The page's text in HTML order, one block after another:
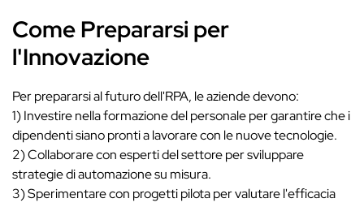
Come Prepararsi per
l'Innovazione
Per prepararsi al futuro dell'RPA, le aziende devono:
1) Investire nella formazione del personale per garantire che i
dipendenti siano pronti a lavorare con le nuove tecnologie.
2) Collaborare con esperti del settore per sviluppare
strategie di automazione su misura.
3) Sperimentare con progetti pilota per valutare l'efficacia